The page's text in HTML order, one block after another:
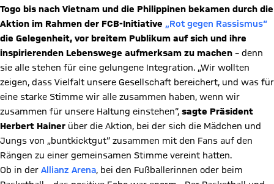
Togo bis nach Vietnam und die Philippinen bekamen durch die
Aktion im Rahmen der FCB-Initiative „Rot gegen Rassismus“
die Gelegenheit, vor breitem Publikum auf sich und ihre
inspirierenden Lebenswege aufmerksam zu machen – denn
sie alle stehen für eine gelungene Integration. „Wir wollten
zeigen, dass Vielfalt unsere Gesellschaft bereichert, und was für
eine starke Stimme wir alle zusammen haben, wenn wir
zusammen für unsere Haltung einstehen“, sagte Präsident
Herbert Hainer über die Aktion, bei der sich die Mädchen und
Jungs von „buntkicktgut“ zusammen mit den Fans auf den
Rängen zu einer gemeinsamen Stimme vereint hatten.
Ob in der Allianz Arena, bei den Fußballerinnen oder beim